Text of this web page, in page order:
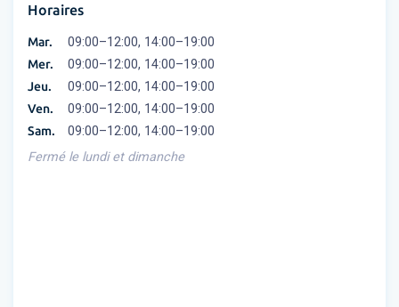
Horaires
Mar. 09:00–12:00, 14:00–19:00
Mer. 09:00–12:00, 14:00–19:00
Jeu. 09:00–12:00, 14:00–19:00
Ven. 09:00–12:00, 14:00–19:00
Sam.
09:00–12:00, 14:00–19:00
Fermé le lundi et dimanche